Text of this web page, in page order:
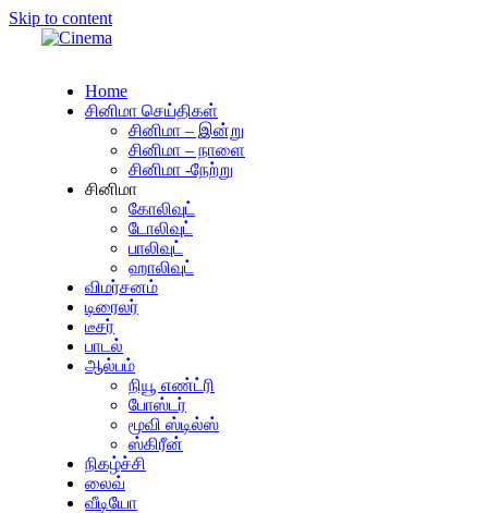
Skip to content
Home
சினிமா செய்திகள்
சினிமா – இன்று
சினிமா – நாளை
சினிமா -நேற்று
சினிமா
கோலிவுட்
டோலிவுட்
பாலிவுட்
ஹாலிவுட்
விமர்சனம்
டிரைலர்
டீசர்
பாடல்
ஆல்பம்
நியூ எண்ட்ரி
போஸ்டர்
மூவி ஸ்டில்ஸ்
ஸ்கிரீன்
நிகழ்ச்சி
லைவ்
வீடியோ